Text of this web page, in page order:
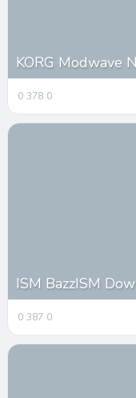
KORG Modwave
0 378 0
ISM BazzISM
0 387 0